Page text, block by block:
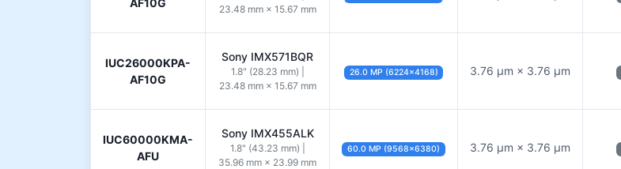
AF10G
23.48 mm × 15.67 mm
IUC26000KPA-
AF10G
Sony IMX571BQR
1.8" (28.23 mm) |
23.48 mm × 15.67 mm
26.0 MP (6224×4168) 3.76 µm × 3.76 µm
IUC60000KMA-
AFU
Sony IMX455ALK
1.8" (43.23 mm) |
35.96 mm × 23.99 mm
60.0 MP (9568×6380) 3.76 µm × 3.76 µm